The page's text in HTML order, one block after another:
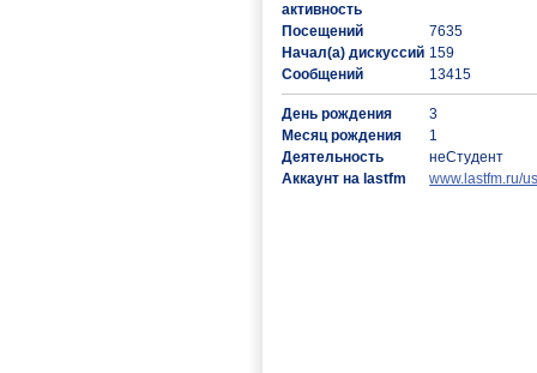
активность
Посещений
7635
Начал(а) дискуссий 159
Сообщений
13415
День рождения
3
Месяц рождения
1
Деятельность
неСтудент
Аккаунт на lastfm
www.lastfm.ru/